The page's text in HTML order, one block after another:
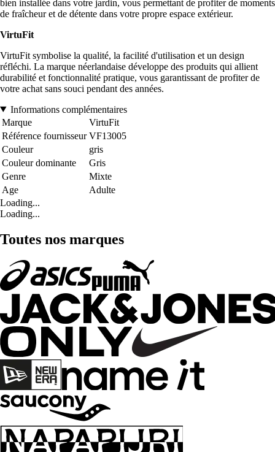
bien installée dans votre jardin, vous permettant de profiter de moments
de fraîcheur et de détente dans votre propre espace extérieur.
VirtuFit
VirtuFit symbolise la qualité, la facilité d'utilisation et un design
réfléchi. La marque néerlandaise développe des produits qui allient
durabilité et fonctionnalité pratique, vous garantissant de profiter de
votre achat sans souci pendant des années.
Informations complémentaires
Marque
VirtuFit
Référence fournisseur VF13005
Couleur
gris
Couleur dominante
Gris
Genre
Mixte
Age
Adulte
Loading...
Loading...
Toutes nos marques